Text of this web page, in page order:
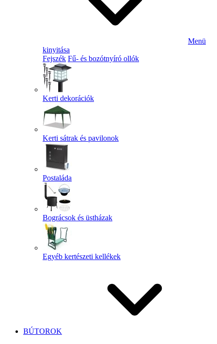
Menü
kinyitása
Fejszék Fű- és bozótnyíró ollók
Kerti dekorációk
Kerti sátrak és pavilonok
Postaláda
Bográcsok és üstházak
Egyéb kertészeti kellékek
BÚTOROK